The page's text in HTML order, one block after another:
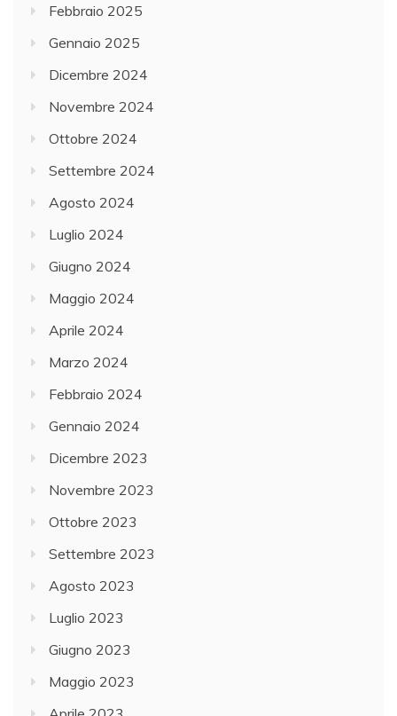
Febbraio 2025
Gennaio 2025
Dicembre 2024
Novembre 2024
Ottobre 2024
Settembre 2024
Agosto 2024
Luglio 2024
Giugno 2024
Maggio 2024
Aprile 2024
Marzo 2024
Febbraio 2024
Gennaio 2024
Dicembre 2023
Novembre 2023
Ottobre 2023
Settembre 2023
Agosto 2023
Luglio 2023
Giugno 2023
Maggio 2023